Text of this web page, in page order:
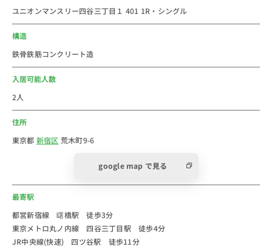
＜おすすめコメント＞
駅」・「東京駅」・「池袋駅」まで直通です！
大型のターミナル駅が乗換なしで行けるので、都内だけ
また駅周辺にはスーパー・ドラッグストア・コンビニ・
建物入口はオートロック付のため、女性の一人暮らしも
マンションの前は大通りですが、車の往来は多くなく、
意外と静かな場所だなといつも思います。
四谷三丁目駅や曙橋駅の大通りはさすがに、車の量が多
いですが、静かな場所が良いのであれば、こちらの物件
はおススメです。
休日にはぜひ曙橋の商店街にも行ってみてください。
ユニオンマンスリー四谷三丁目１ 401 1R・シングル
構造
鉄骨鉄筋コンクリート造
入居可能人数
2人
住所
東京都 新宿区 荒木町9-6
google map で見る
最寄駅
都営新宿線 曙橋駅 徒歩3分
東京メトロ丸ノ内線 四谷三丁目駅 徒歩4分
JR中央線(快速) 四ツ谷駅 徒歩11分